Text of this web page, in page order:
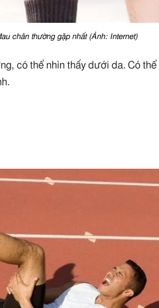
chân thường gặp nhất (Ảnh: Internet)
có thể nhìn thấy dưới da. Có thể